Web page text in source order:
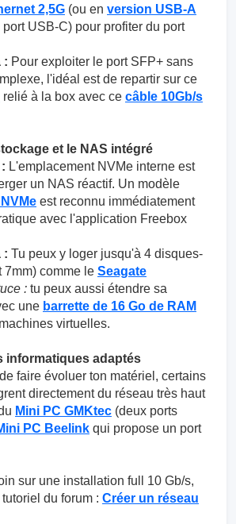
2,5G (ou en version USB-A
USB-C) pour profiter du port
: Pour exploiter le port SFP+ sans
l'idéal est de repartir sur ce
relié à la box avec ce câble 10Gb/s
et le NAS intégré
L'emplacement NVMe interne est
un NAS réactif. Un modèle
est reconnu immédiatement
avec l'application Freebox
: Tu peux y loger jusqu'à 4 disques-
7mm) comme le Seagate
: tu peux aussi étendre sa
une barrette de 16 Go de RAM
virtuelles.
informatiques adaptés
faire évoluer ton matériel, certains
directement du réseau très haut
Mini PC GMKtec (deux ports
PC Beelink qui propose un port
sur une installation full 10 Gb/s,
du forum : Créer un réseau